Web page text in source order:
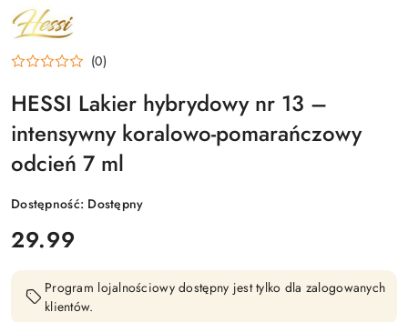
NAZWA
PRODUCENTA:
HESSI
(0)
HESSI Lakier hybrydowy nr 13 –
intensywny koralowo-pomarańczowy
odcień 7 ml
Dostępność: Dostępny
cena:
29.99
Program lojalnościowy dostępny jest tylko dla zalogowanych
klientów.